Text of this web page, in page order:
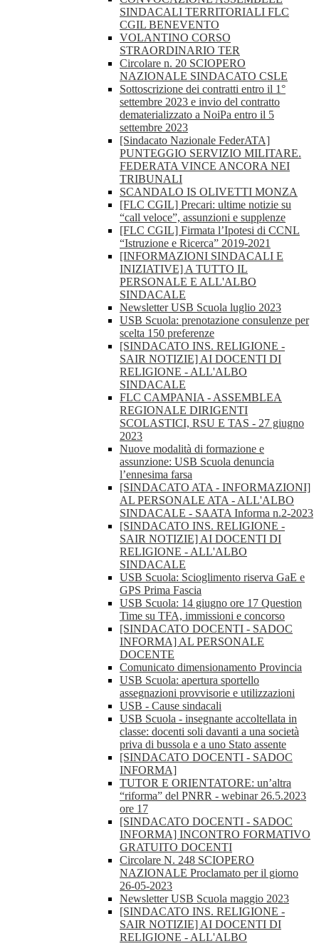
SINDACALI TERRITORIALI FLC
CGIL BENEVENTO
VOLANTINO CORSO
STRAORDINARIO TER
Circolare n. 20 SCIOPERO
NAZIONALE SINDACATO CSLE
Sottoscrizione dei contratti entro il 1°
settembre 2023 e invio del contratto
dematerializzato a NoiPa entro il 5
settembre 2023
[Sindacato Nazionale FederATA]
PUNTEGGIO SERVIZIO MILITARE.
FEDERATA VINCE ANCORA NEI
TRIBUNALI
SCANDALO IS OLIVETTI MONZA
[FLC CGIL] Precari: ultime notizie su
“call veloce”, assunzioni e supplenze
[FLC CGIL] Firmata l’Ipotesi di CCNL
“Istruzione e Ricerca” 2019-2021
[INFORMAZIONI SINDACALI E
INIZIATIVE] A TUTTO IL
PERSONALE E ALL'ALBO
SINDACALE
Newsletter USB Scuola luglio 2023
USB Scuola: prenotazione consulenze per
scelta 150 preferenze
[SINDACATO INS. RELIGIONE -
SAIR NOTIZIE] AI DOCENTI DI
RELIGIONE - ALL'ALBO
SINDACALE
FLC CAMPANIA - ASSEMBLEA
REGIONALE DIRIGENTI
SCOLASTICI, RSU E TAS - 27 giugno
2023
Nuove modalità di formazione e
assunzione: USB Scuola denuncia
l’ennesima farsa
[SINDACATO ATA - INFORMAZIONI]
AL PERSONALE ATA - ALL'ALBO
SINDACALE - SAATA Informa n.2-2023
[SINDACATO INS. RELIGIONE -
SAIR NOTIZIE] AI DOCENTI DI
RELIGIONE - ALL'ALBO
SINDACALE
USB Scuola: Scioglimento riserva GaE e
GPS Prima Fascia
USB Scuola: 14 giugno ore 17 Question
Time su TFA, immissioni e concorso
[SINDACATO DOCENTI - SADOC
INFORMA] AL PERSONALE
DOCENTE
Comunicato dimensionamento Provincia
USB Scuola: apertura sportello
assegnazioni provvisorie e utilizzazioni
USB - Cause sindacali
USB Scuola - insegnante accoltellata in
classe: docenti soli davanti a una società
priva di bussola e a uno Stato assente
[SINDACATO DOCENTI - SADOC
INFORMA]
TUTOR E ORIENTATORE: un’altra
“riforma” del PNRR - webinar 26.5.2023
ore 17
[SINDACATO DOCENTI - SADOC
INFORMA] INCONTRO FORMATIVO
GRATUITO DOCENTI
Circolare N. 248 SCIOPERO
NAZIONALE Proclamato per il giorno
26-05-2023
Newsletter USB Scuola maggio 2023
[SINDACATO INS. RELIGIONE -
SAIR NOTIZIE] AI DOCENTI DI
RELIGIONE - ALL'ALBO